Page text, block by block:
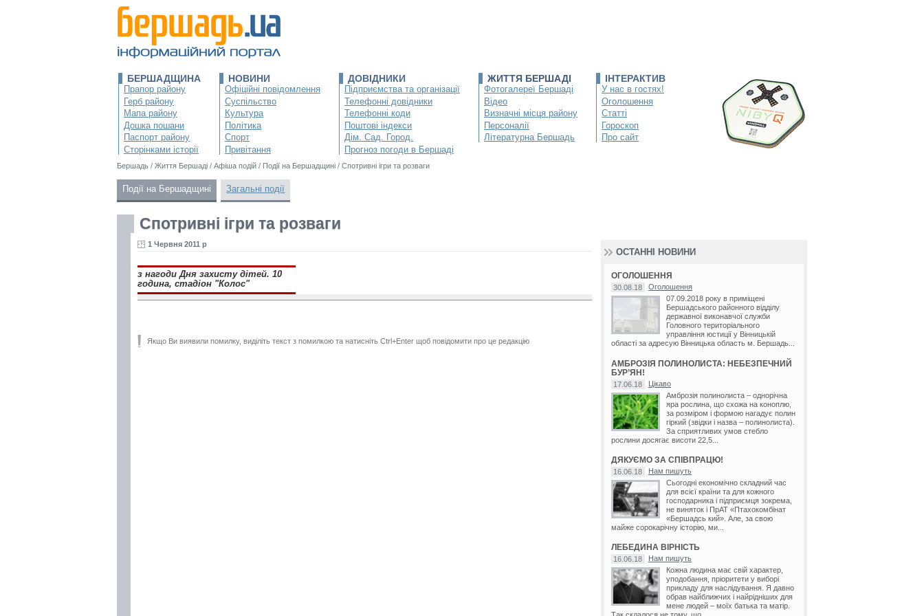
БЕРШАДЩИНА
Прапор району
Герб району
Мапа району
Дошка пошани
Паспорт району
Сторінками історії
НОВИНИ
Офіційні повідомлення
Суспільство
Культура
Політика
Спорт
Привітання
ДОВІДНИКИ
Підприємства та організації
Телефонні довідники
Телефонні коди
Поштові індекси
Дім. Сад. Город.
Прогноз погоди в Бершаді
ЖИТТЯ БЕРШАДІ
Фотогалереї Бершаді
Відео
Визначні місця району
Персоналії
Літературна Бершадь
ІНТЕРАКТИВ
У нас в гостях!
Оголошення
Статті
Гороскоп
Про сайт
Бершадь / Життя Бершаді / Афіша подій / Події на Бершадщині / Спотривні ігри та розваги
Події на Бершадщині Загальні події
Спотривні ігри та розваги
1 Червня 2011 р
з нагоди Дня захисту дітей. 10
година, стадіон "Колос"
Якщо Ви виявили помилку, виділіть текст з помилкою та натисніть Ctrl+Enter щоб повідомити про це редакцію
ОСТАННІ НОВИНИ
ОГОЛОШЕННЯ
30.08.18
Оголошення
07.09.2018 року в приміщені
Бершадського районного відділу
державної виконавчої служби
Головного територіального
управління юстиції у Вінницькій
області за адресую Вінницька область м. Бершадь...
АМБРОЗІЯ ПОЛИНОЛИСТА: НЕБЕЗПЕЧНИЙ
БУР’ЯН!
17.06.18
Цікаво
Амброзія полинолиста – однорічна
яра рослина, що схожа на коноплю,
за розміром і формою нагадує полин
гіркий (звідки і назва – полинолиста).
За сприятливих умов стебло
рослини досягає висоти 22,5...
ДЯКУЄМО ЗА СПІВПРАЦЮ!
16.06.18
Нам пишуть
Сьогодні економічно складний час
для всієї країни та для кожного
господарника і підприємця зокрема,
не виняток і ПрАТ «Птахокомбінат
«Бершадсь кий». Але, за свою
майже сорокарічну історію, ми...
ЛЕБЕДИНА ВІРНІСТЬ
16.06.18
Нам пишуть
Кожна людина має свій характер,
уподобання, пріоритети у виборі
прикладу для наслідування. Я давно
обрав найближчих і найрідніших для
мене людей – моїх батька та матір.